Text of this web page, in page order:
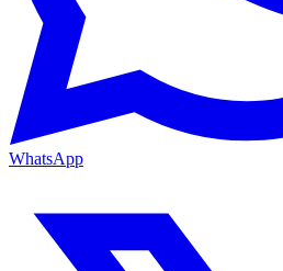
WhatsApp